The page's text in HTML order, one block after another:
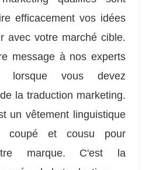
efficacement vos idées
avec votre marché cible.
message à nos experts
lorsque vous devez
la traduction marketing.
un vêtement linguistique
coupé et cousu pour
marque. C'est la